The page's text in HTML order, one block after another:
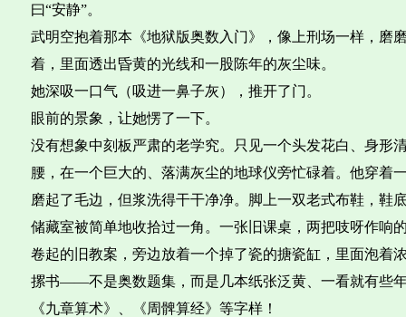
曰“安静”。
武明空抱着那本《地狱版奥数入门》，像上刑场一样，磨
着，里面透出昏黄的光线和一股陈年的灰尘味。
她深吸一口气（吸进一鼻子灰），推开了门。
眼前的景象，让她愣了一下。
没有想象中刻板严肃的老学究。只见一个头发花白、身形
腰，在一个巨大的、落满灰尘的地球仪旁忙碌着。他穿着
磨起了毛边，但浆洗得干干净净。脚上一双老式布鞋，鞋
储藏室被简单地收拾过一角。一张旧课桌，两把吱呀作响
卷起的旧教案，旁边放着一个掉了瓷的搪瓷缸，里面泡着
摞书——不是奥数题集，而是几本纸张泛黄、一看就有些
《九章算术》、《周髀算经》等字样！